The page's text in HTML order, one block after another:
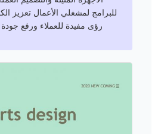
للبرامج لمشغلي الأعمال تعزيز
رؤى مفيدة للعملاء ورفع